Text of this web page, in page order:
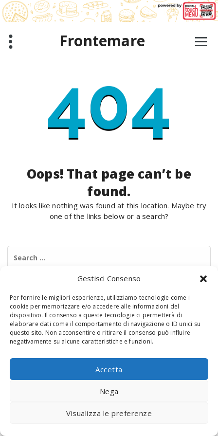
Gestisci Consenso
Per fornire le migliori esperienze, utilizziamo tecnologie come i
cookie per memorizzare e/o accedere alle informazioni del
dispositivo. Il consenso a queste tecnologie ci permetterà di
elaborare dati come il comportamento di navigazione o ID unici su
questo sito. Non acconsentire o ritirare il consenso può influire
negativamente su alcune caratteristiche e funzioni.
Accetta
Nega
Visualizza le preferenze
Skip
to
content
Frontemare
404
Oops! That page can’t be
found.
It looks like nothing was found at this location. Maybe try
one of the links below or a search?
© 2020 Digital Touch Menu. Menu realizzato da